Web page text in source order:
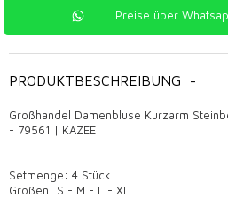
Preise über
PRODUKTBESCHREIBUNG -
Großhandel Damenbluse Kurzarm
- 79561 | KAZEE
Setmenge: 4 Stück
Größen: S - M - L - XL